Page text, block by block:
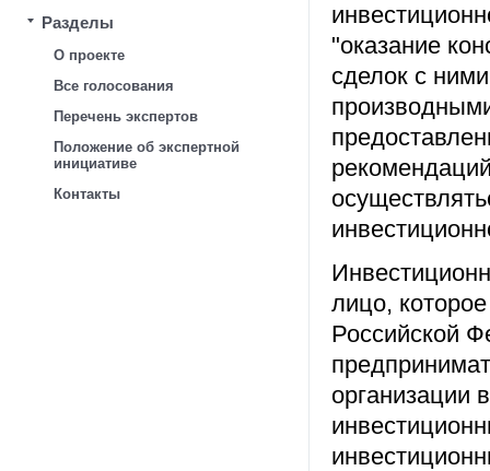
Разделы
О проекте
Все голосования
Перечень экспертов
Положение об экспертной
инициативе
Контакты
"оказание
сделок с
лицо,
Российской
организации